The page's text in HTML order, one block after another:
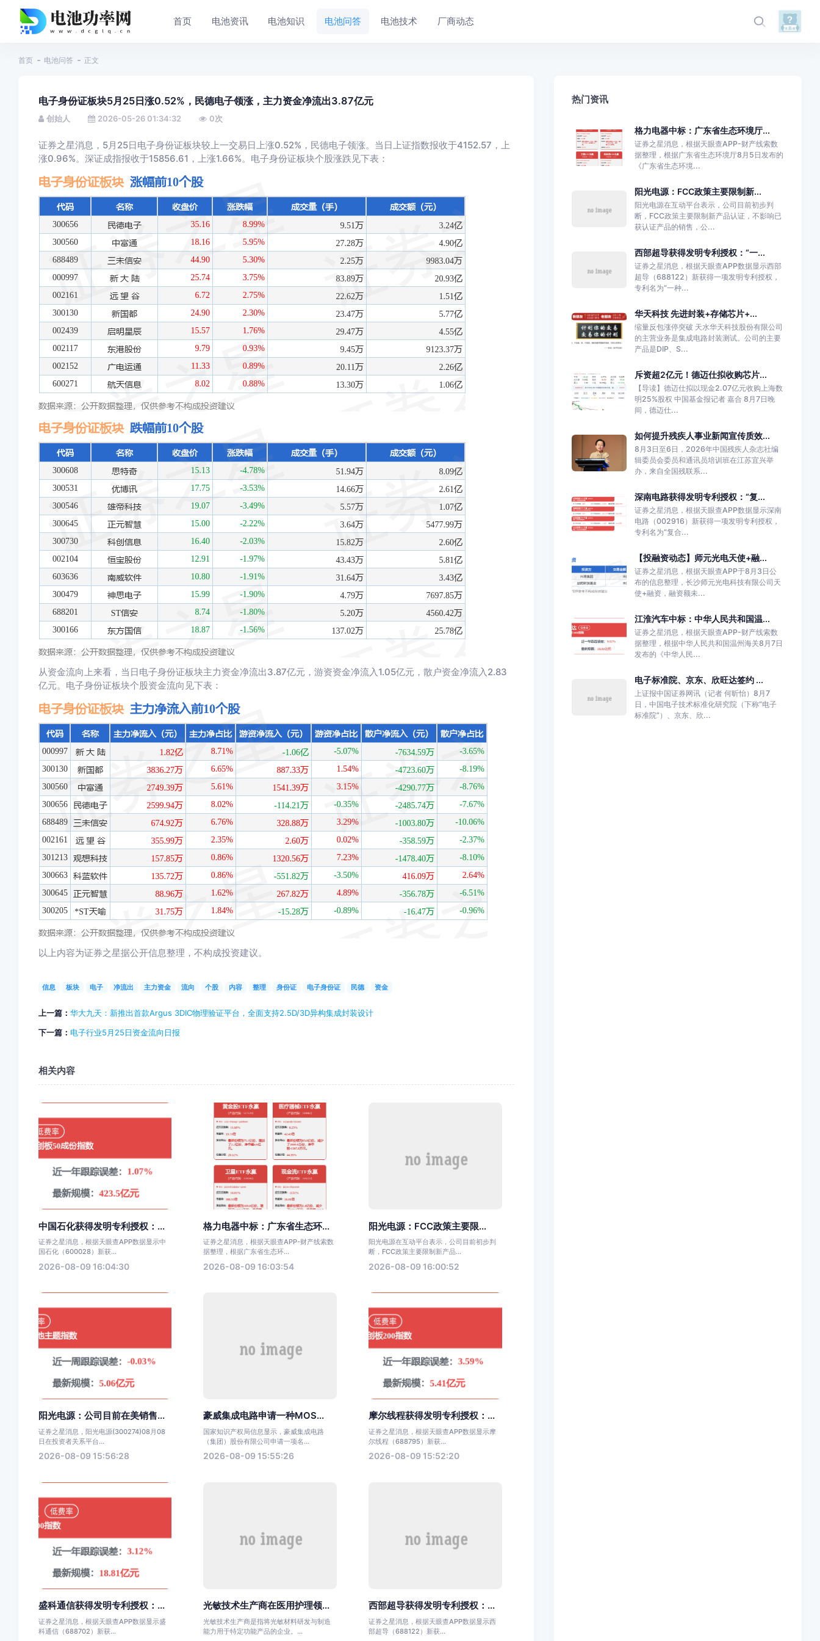
首页 电池资讯 电池知识 电池问答 电池技术 厂商动态
首页 电池问答 正文
电子身份证板块5月25日涨0.52%，民德电子领涨，主力资金净流出3.87亿元
创始人 2026-05-26 01:34:32 0次
证券之星消息，5月25日电子身份证板块较上一交易日上涨0.52%，民德电子领涨。当日上证指数报收于4152.57，上
涨0.96%。深证成指报收于15856.61，上涨1.66%。电子身份证板块个股涨跌见下表：
从资金流向上来看，当日电子身份证板块主力资金净流出3.87亿元，游资资金净流入1.05亿元，散户资金净流入2.83
亿元。电子身份证板块个股资金流向见下表：
以上内容为证券之星据公开信息整理，不构成投资建议。
信息 板块 电子 净流出 主力资金 流向 个股 内容 整理 身份证 电子身份证 民德 资金
上一篇： 华大九天：新推出首款Argus 3DIC物理验证平台，全面支持2.5D/3D异构集成封装设计
下一篇： 电子行业5月25日资金流向日报
相关内容
中国石化获得发明专利授权：...
证券之星消息，根据天眼查APP数据显示中
国石化（600028）新获...
2026-08-09 16:04:30
格力电器中标：广东省生态环...
证券之星消息，根据天眼查APP-财产线索数
据整理，根据广东省生态环...
2026-08-09 16:03:54
阳光电源：FCC政策主要限...
阳光电源在互动平台表示，公司目前初步判
断，FCC政策主要限制新产品...
2026-08-09 16:00:52
阳光电源：公司目前在美销售...
证券之星消息，阳光电源(300274)08月08
日在投资者关系平台...
2026-08-09 15:56:28
豪威集成电路申请一种MOS...
国家知识产权局信息显示，豪威集成电路
（集团）股份有限公司申请一项名...
2026-08-09 15:55:26
摩尔线程获得发明专利授权：...
证券之星消息，根据天眼查APP数据显示摩
尔线程（688795）新获...
2026-08-09 15:52:20
盛科通信获得发明专利授权：...
证券之星消息，根据天眼查APP数据显示盛
科通信（688702）新获...
光敏技术生产商在医用护理领...
光敏技术生产商是指将光敏材料研发与制造
能力用于特定功能产品的企业。...
西部超导获得发明专利授权：...
证券之星消息，根据天眼查APP数据显示西
部超导（688122）新获...
热门资讯
格力电器中标：广东省生态环境厅...
证券之星消息，根据天眼查APP-财产线索数
据整理，根据广东省生态环境厅8月5日发布的
《广东省生态环境...
阳光电源：FCC政策主要限制新...
阳光电源在互动平台表示，公司目前初步判
断，FCC政策主要限制新产品认证，不影响已
获认证产品的销售，公...
西部超导获得发明专利授权：“一...
证券之星消息，根据天眼查APP数据显示西部
超导（688122）新获得一项发明专利授权，
专利名为“一种...
华天科技 先进封装+存储芯片+...
缩量反包涨停突破 天水华天科技股份有限公司
的主营业务是集成电路封装测试。公司的主要
产品是DIP、S...
斥资超2亿元！德迈仕拟收购芯片...
【导读】德迈仕拟以现金2.07亿元收购上海数
明25%股权 中国基金报记者 嘉合 8月7日晚
间，德迈仕...
如何提升残疾人事业新闻宣传质效...
8月3日至6日，2026年中国残疾人杂志社编
辑委员会委员和通讯员培训班在江苏宜兴举
办，来自全国残联系...
深南电路获得发明专利授权：“复...
证券之星消息，根据天眼查APP数据显示深南
电路（002916）新获得一项发明专利授权，
专利名为“复合...
【投融资动态】师元光电天使+融...
证券之星消息，根据天眼查APP于8月3日公
布的信息整理，长沙师元光电科技有限公司天
使+融资，融资额未...
江淮汽车中标：中华人民共和国温...
证券之星消息，根据天眼查APP-财产线索数
据整理，根据中华人民共和国温州海关8月7日
发布的《中华人民...
电子标准院、京东、欣旺达签约 ...
上证报中国证券网讯（记者 何昕怡）8月7
日，中国电子技术标准化研究院（下称“电子
标准院”）、京东、欣...